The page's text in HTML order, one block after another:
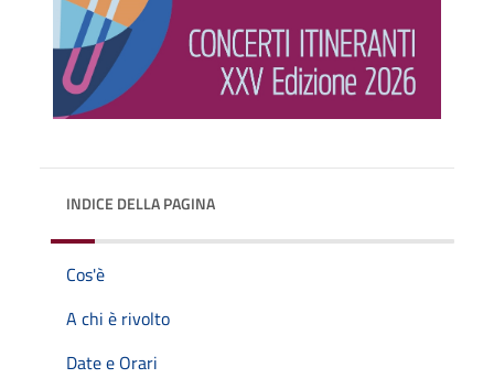
INDICE DELLA PAGINA
Cos'è
A chi è rivolto
Date e Orari